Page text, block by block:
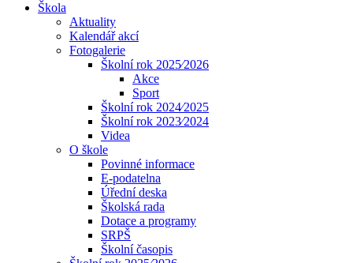
Škola
Aktuality
Kalendář akcí
Fotogalerie
Školní rok 2025⁄2026
Akce
Sport
Školní rok 2024⁄2025
Školní rok 2023⁄2024
Videa
O škole
Povinné informace
E-podatelna
Úřední deska
Školská rada
Dotace a programy
SRPŠ
Školní časopis